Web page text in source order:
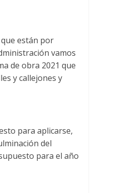
están por
vamos
de obra 2021 que
y callejones y
para aplicarse,
del
para el año